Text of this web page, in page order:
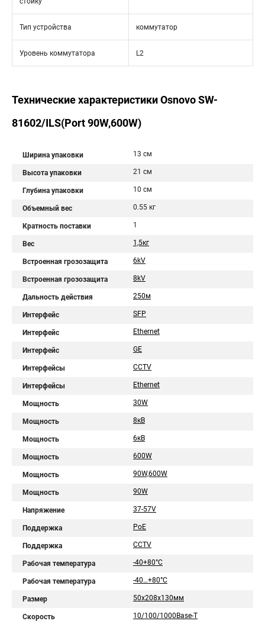
Тип устройства коммутатор
Уровень коммутатора L2
Технические характеристики Osnovo SW-
81602/ILS(Port 90W,600W)
Ширина упаковки 13 см
Высота упаковки 21 см
Глубина упаковки 10 см
Объемный вес 0.55 кг
Кратность поставки 1
Вес 1,5кг
Встроенная грозозащита 6kV
Встроенная грозозащита 8kV
Дальность действия 250м
Интерфейс SFP
Интерфейс Ethernet
Интерфейс GE
Интерфейсы CCTV
Интерфейсы Ethernet
Мощность 30W
Мощность 8кВ
Мощность 6кВ
Мощность 600W
Мощность 90W,600W
Мощность 90W
Напряжение 37-57V
Поддержка PoE
Поддержка CCTV
Рабочая температура -40+80°C
Рабочая температура -40…+80°С
Размер 50х208х130мм
Скорость 10/100/1000Base-T